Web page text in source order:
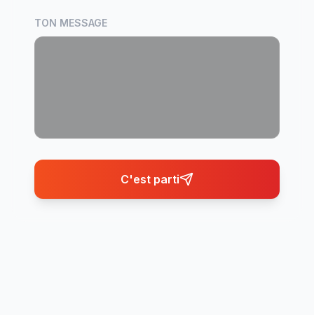
TON MESSAGE
C'est parti